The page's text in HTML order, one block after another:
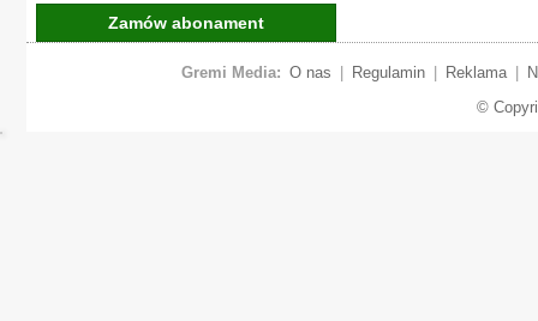
Zamów abonament
Gremi Media: O nas Regulamin Reklama
©